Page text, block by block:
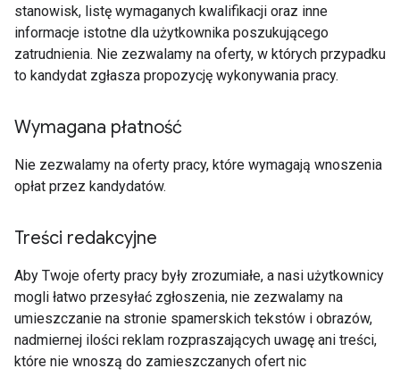
stanowisk, listę wymaganych kwalifikacji oraz inne
informacje istotne dla użytkownika poszukującego
zatrudnienia. Nie zezwalamy na oferty, w których przypadku
to kandydat zgłasza propozycję wykonywania pracy.
Wymagana płatność
Nie zezwalamy na oferty pracy, które wymagają wnoszenia
opłat przez kandydatów.
Treści redakcyjne
Aby Twoje oferty pracy były zrozumiałe, a nasi użytkownicy
mogli łatwo przesyłać zgłoszenia, nie zezwalamy na
umieszczanie na stronie spamerskich tekstów i obrazów,
nadmiernej ilości reklam rozpraszających uwagę ani treści,
które nie wnoszą do zamieszczanych ofert nic